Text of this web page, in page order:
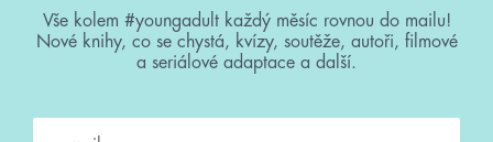
Vše kolem #youngadult každý měsíc rovnou do mailu!
Nové knihy, co se chystá, kvízy, soutěže, autoři, filmové
a seriálové adaptace a další.